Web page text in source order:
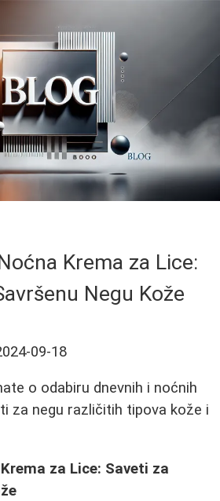
Krema za Lice:
Negu Kože
09-18
o odabiru dnevnih i noćnih
za negu različitih tipova kože i
za Lice: Saveti za